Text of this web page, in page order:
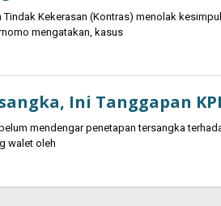
Kekerasan (Kontras) menolak
mengatakan, kasus
Ini Tanggapan
mendengar penetapan tersangka
walet oleh